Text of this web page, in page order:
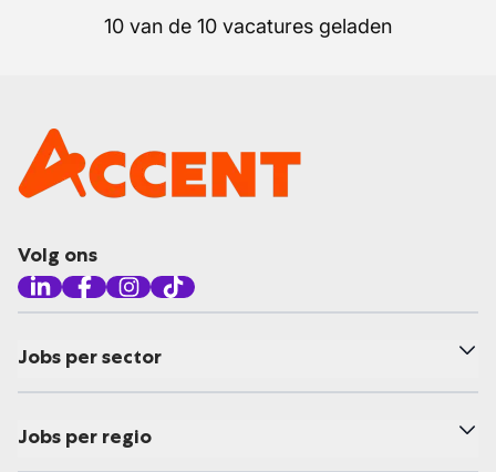
10 van de 10 vacatures geladen
Volg ons
Jobs per sector
Jobs per regio